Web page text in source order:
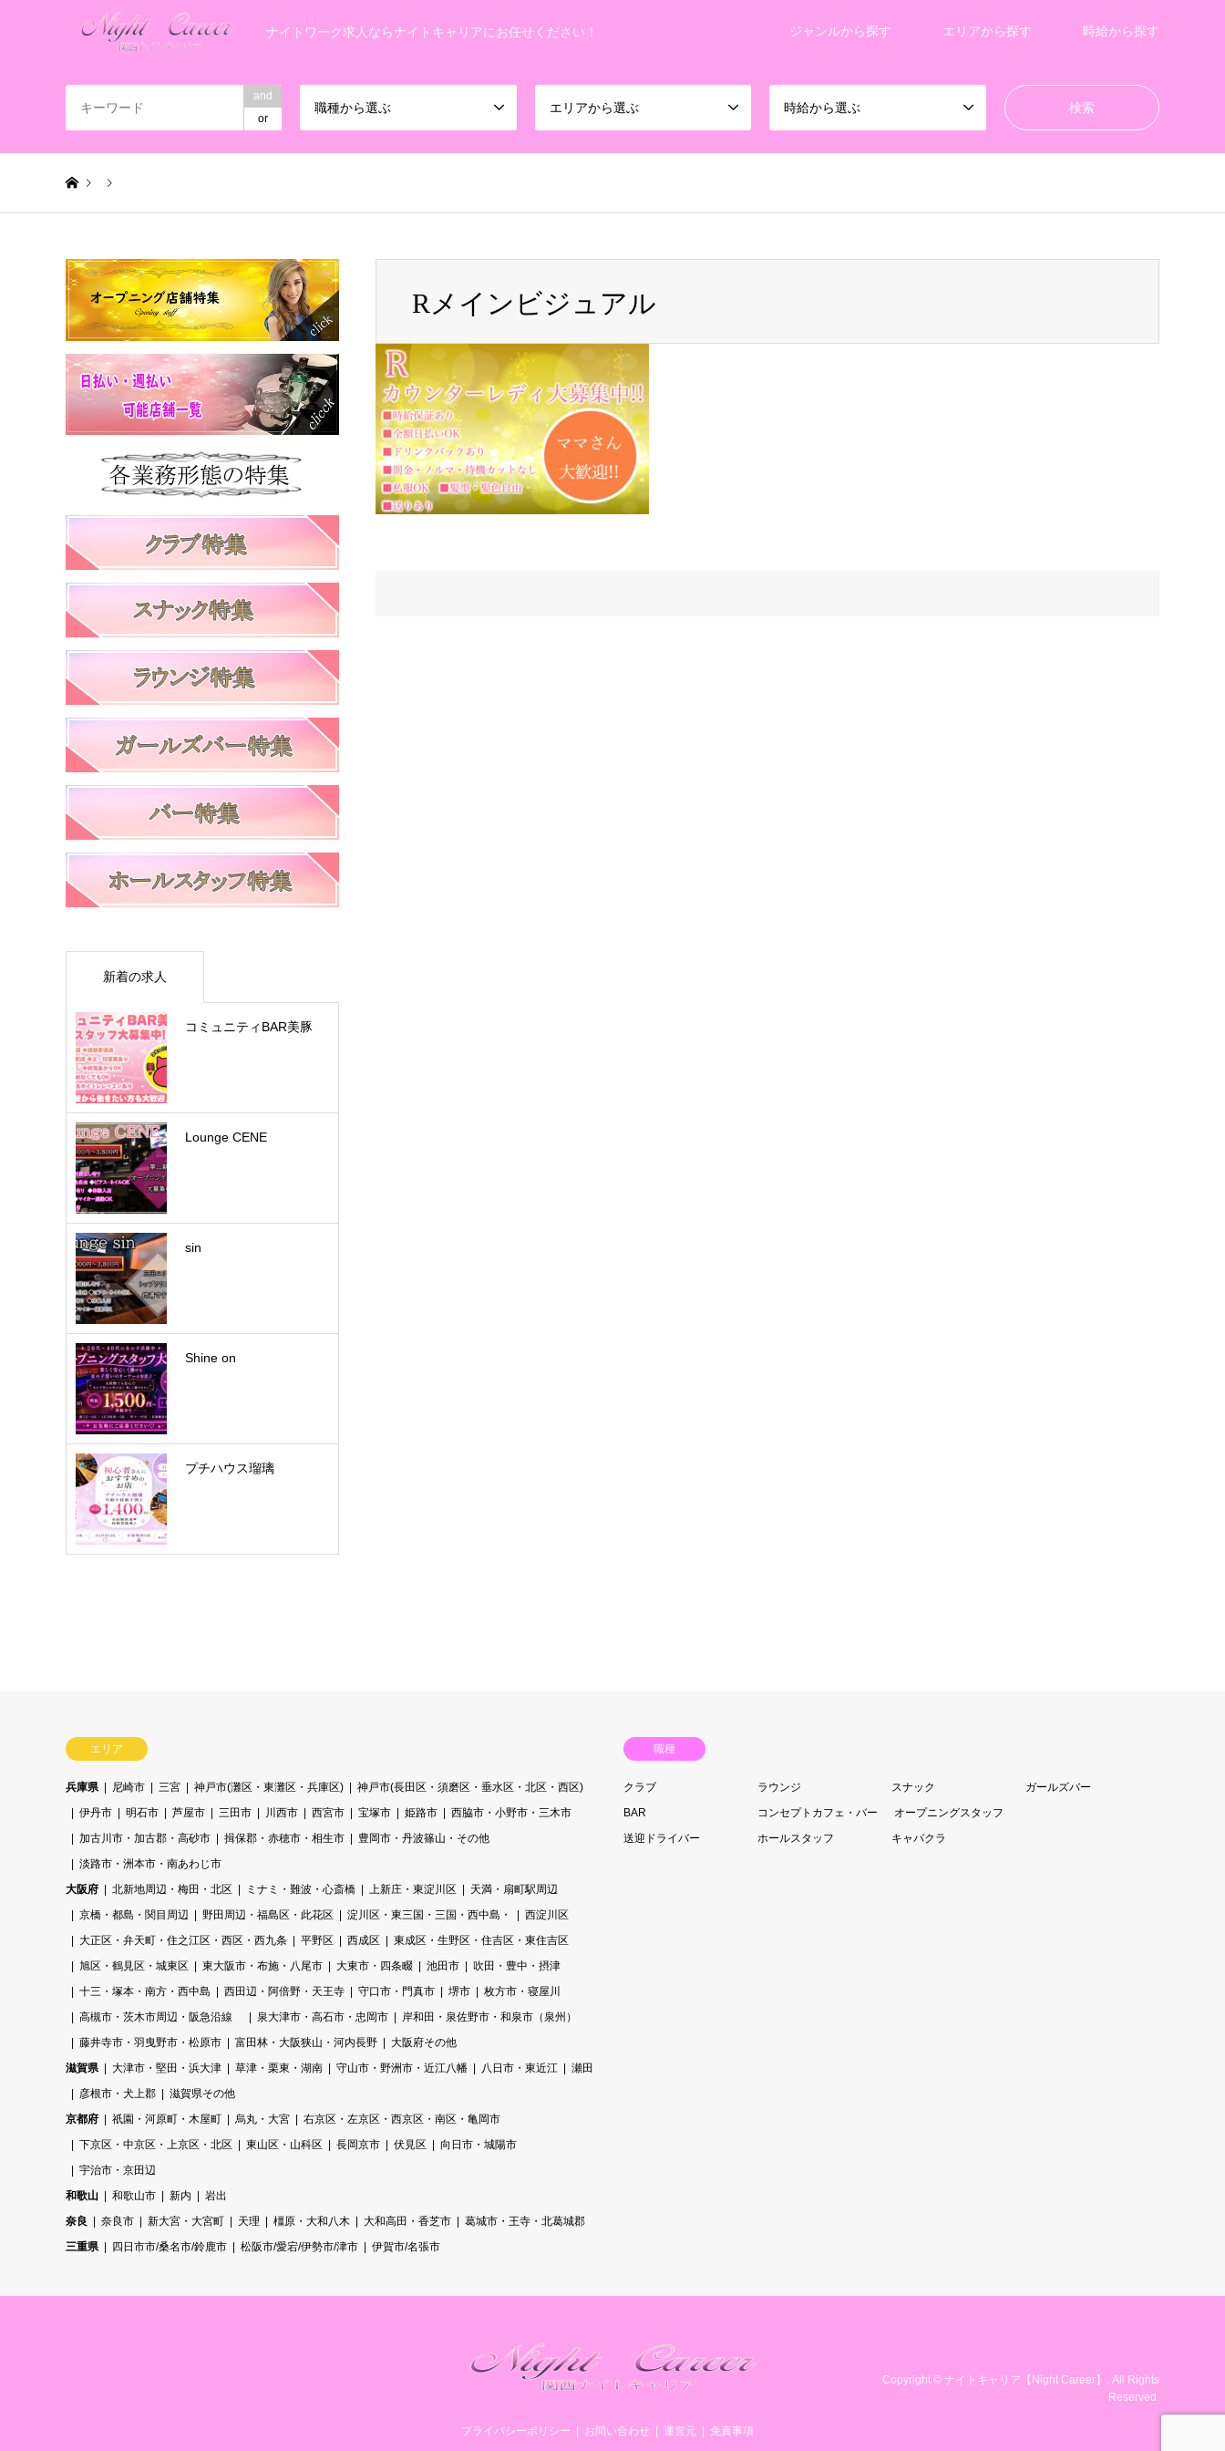
ナイトワーク求人ならナイトキャリアにお任せください！ ジャンルから探す エリアから探す 時給から探す
and
or
職種から選ぶ エリアから選ぶ 時給から選ぶ
Rメインビジュアル Rメインビジュアル
新着の求人
コミュニティBAR美豚
Lounge CENE
sin
Shine on
プチハウス瑠璃
エリア
兵庫県 尼崎市 三宮 神戸市(灘区・東灘区・兵庫区)
神戸市(長田区・須磨区・垂水区・北区・西区)
伊丹市
明石市 芦屋市 三田市 川西市 西宮市 宝塚市 姫路市
西脇市・小野市・三木市
加古川市・加古郡・高砂市
揖保郡・赤穂市・相生市
豊岡市・丹波篠山・その他
淡路市・洲本市・南あわじ市
大阪府
北新地周辺・梅田・北区 ミナミ・難波・心斎橋 上新庄・東淀川区
天満・扇町駅周辺
京橋・都島・関目周辺
野田周辺・福島区・此花区 淀川区・東三国・三国・西中島・
西淀川区
大正区・弁天町・住之江区・西区・西九条
平野区 西成区
東成区・生野区・住吉区・東住吉区
旭区・鶴見区・城東区
東大阪市・布施・八尾市 大東市・四条畷 池田市
吹田・豊中・摂津
十三・塚本・南方・西中島
西田辺・阿倍野・天王寺 守口市・門真市 堺市
枚方市・寝屋川
高槻市・茨木市周辺・阪急沿線
泉大津市・高石市・忠岡市
岸和田・泉佐野市・和泉市（泉州）
藤井寺市・羽曳野市・松原市
富田林・大阪狭山・河内長野
大阪府その他
滋賀県
大津市・堅田・浜大津 草津・栗東・湖南 守山市・野洲市・近江八幡 八日市・東近江
瀬田
彦根市・犬上郡
滋賀県その他
京都府
祇園・河原町・木屋町 烏丸・大宮
右京区・左京区・西京区・南区・亀岡市
下京区・中京区・上京区・北区
東山区・山科区 長岡京市 伏見区
向日市・城陽市
宇治市・京田辺
和歌山
和歌山市 新内
岩出
奈良
奈良市 新大宮・大宮町 天理 橿原・大和八木 大和高田・香芝市
葛城市・王寺・北葛城郡
三重県
四日市市/桑名市/鈴鹿市 松阪市/愛宕/伊勢市/津市 伊賀市/名張市
職種
クラブ ラウンジ スナック
ガールズバー
BAR
コンセプトカフェ・バー
オープニングスタッフ
送迎ドライバー
ホールスタッフ キャバクラ
プライバシーポリシー お問い合わせ 運営元 免責事項
Copyright © ナイトキャリア【Night Career】 . All Rights
Reserved.